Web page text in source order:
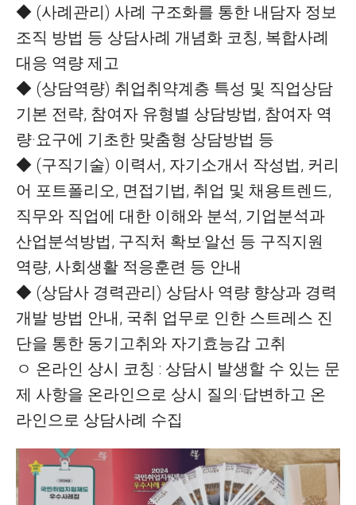
◆ (사례관리) 사례 구조화를 통한 내담자 정보
조직 방법 등 상담사례 개념화 코칭, 복합사례
대응 역량 제고
◆ (상담역량) 취업취약계층 특성 및 직업상담
기본 전략, 참여자 유형별 상담방법, 참여자 역
량·요구에 기초한 맞춤형 상담방법 등
◆ (구직기술) 이력서, 자기소개서 작성법, 커리
어 포트폴리오, 면접기법, 취업 및 채용트렌드,
직무와 직업에 대한 이해와 분석, 기업분석과
산업분석방법, 구직처 확보‧알선 등 구직지원
역량, 사회생활 적응훈련 등 안내
◆ (상담사 경력관리) 상담사 역량 향상과 경력
개발 방법 안내, 국취 업무로 인한 스트레스 진
단을 통한 동기고취와 자기효능감 고취
ㅇ 온라인 상시 코칭 : 상담시 발생할 수 있는 문
제 사항을 온라인으로 상시 질의·답변하고 온
라인으로 상담사례 수집